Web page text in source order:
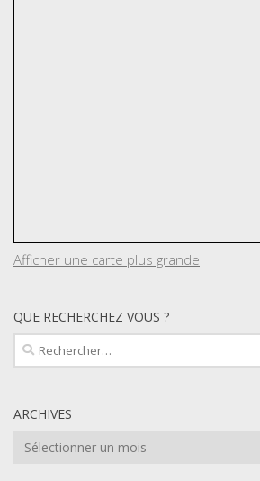
Afficher une carte plus grande
QUE RECHERCHEZ VOUS ?
Rechercher :
ARCHIVES
Archives